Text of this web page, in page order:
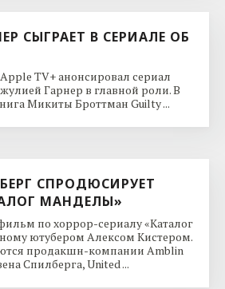
СЫГРАЕТ В СЕРИАЛЕ ОБ
TV+ анонсировал сериал
Гарнер в главной роли. В
Микиты Броттман Guilty ...
СПРОДЮСИРУЕТ
МАНДЕЛЫ»
по хоррор-сериалу «Каталог
ютубером Алексом Кистером.
продакшн-компании Amblin
Спилберга, United ...